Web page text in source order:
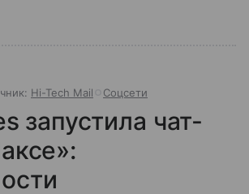
Hi-Tech Mail Соцсети
запустила чат-